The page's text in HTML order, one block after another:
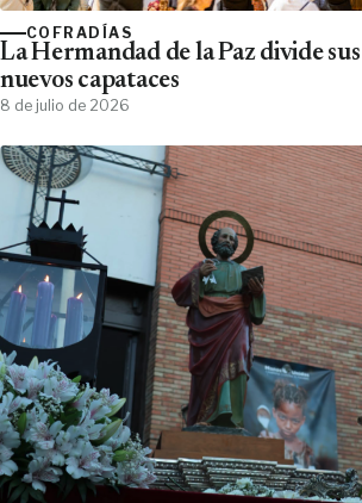
COFRADÍAS
La Hermandad de la Paz divide sus
nuevos capataces
8 de julio de 2026